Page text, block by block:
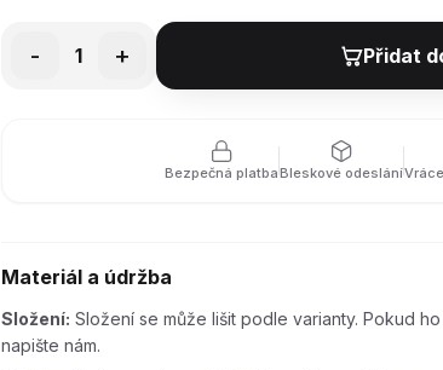
- 1 + Přidat
Bezpečná platbaBleskové odeslání
Materiál a údržba
Složení: Složení se může lišit podle varianty. Pokud
napište nám.